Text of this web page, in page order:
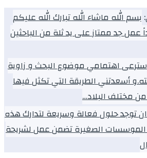
بسم الله ماشاء الله تبارك الله عليكم
عمل جد ممتاز على يد ثلة من الباحثين
سترعى اهتمامي موضوع البحث و زاوية
أسعدتني الطريقة التي تكثل فيها
مختلف البلاد…
توجد حلول فعالة وسريعة لتدارك هذه
الموسسات الصغيرة تضمن عمل لشريحة